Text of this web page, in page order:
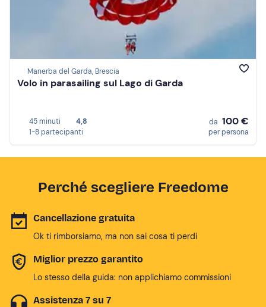
Manerba del Garda, Brescia
Volo in parasailing sul Lago di Garda
45 minuti
4,8
1-8 partecipanti
da 100 €
per persona
Perché scegliere Freedome
Cancellazione gratuita
Ok ti rimborsiamo, ma non sai cosa ti perdi
Miglior prezzo garantito
Lo stesso della guida: non applichiamo commissioni
Assistenza 7 su 7